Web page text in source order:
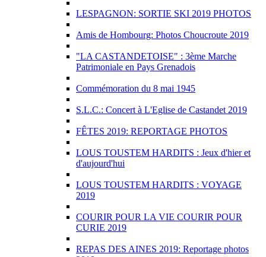
LESPAGNON: SORTIE SKI 2019 PHOTOS
Amis de Hombourg: Photos Choucroute 2019
"LA CASTANDETOISE" : 3ème Marche
Patrimoniale en Pays Grenadois
Commémoration du 8 mai 1945
S.L.C.: Concert à L'Eglise de Castandet 2019
FÊTES 2019: REPORTAGE PHOTOS
LOUS TOUSTEM HARDITS : Jeux d'hier et
d'aujourd'hui
LOUS TOUSTEM HARDITS : VOYAGE
2019
COURIR POUR LA VIE COURIR POUR
CURIE 2019
REPAS DES AINES 2019: Reportage photos